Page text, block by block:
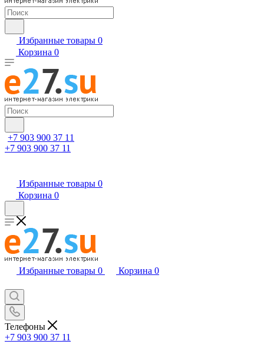
Избранные товары 0
Корзина 0
+7 903 900 37 11
+7 903 900 37 11
Избранные товары 0
Корзина 0
Избранные товары 0 Корзина 0
Телефоны
+7 903 900 37 11